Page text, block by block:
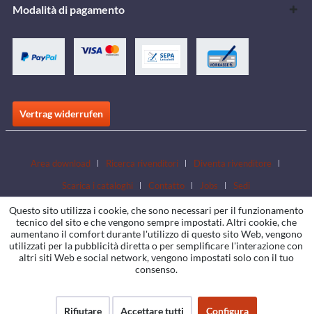
Modalità di pagamento
Vertrag widerrufen
Area download Ricerca rivenditori
Diventa rivenditore
Scarica i cataloghi
Contatto Jobs Sedi
Questo sito utilizza i cookie, che sono necessari per il funzionamento
tecnico del sito e che vengono sempre impostati. Altri cookie, che
aumentano il comfort durante l'utilizzo di questo sito Web, vengono
utilizzati per la pubblicità diretta o per semplificare l'interazione con
altri siti Web e social network, vengono impostati solo con il tuo
consenso.
Rifiutare Accettare tutti Configura